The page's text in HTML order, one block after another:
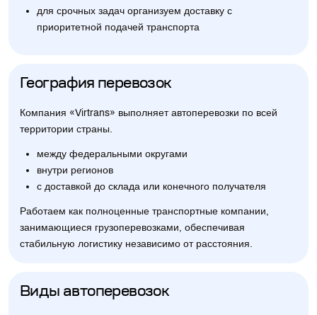
для срочных задач организуем доставку с
приоритетной подачей транспорта
География перевозок
Компания «Virtrans» выполняет автоперевозки по всей
территории страны.
между федеральными округами
внутри регионов
с доставкой до склада или конечного получателя
Работаем как полноценные транспортные компании,
занимающиеся грузоперевозками, обеспечивая
стабильную логистику независимо от расстояния.
Виды автоперевозок